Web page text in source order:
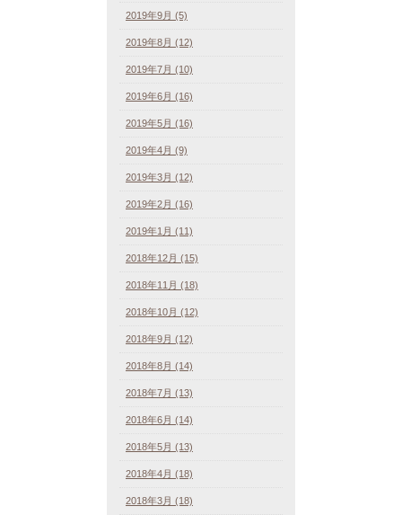
2019年9月 (5)
2019年8月 (12)
2019年7月 (10)
2019年6月 (16)
2019年5月 (16)
2019年4月 (9)
2019年3月 (12)
2019年2月 (16)
2019年1月 (11)
2018年12月 (15)
2018年11月 (18)
2018年10月 (12)
2018年9月 (12)
2018年8月 (14)
2018年7月 (13)
2018年6月 (14)
2018年5月 (13)
2018年4月 (18)
2018年3月 (18)